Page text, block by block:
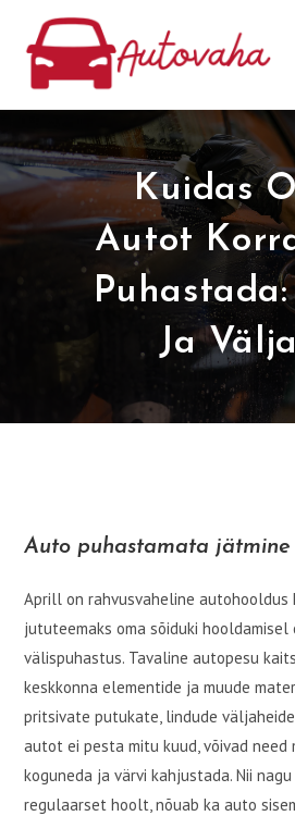
content
Kuidas
Autot
Ja
Auto puhastamata
Aprill on rahvusvaheline autohooldus
jututeemaks oma sõiduki hooldamisel
välispuhastus. Tavaline autopesu
keskkonna elementide ja muude
pritsivate putukate, lindude
autot ei pesta mitu kuud, võivad
koguneda ja värvi kahjustada. Nii
regulaarset hoolt, nõuab ka auto